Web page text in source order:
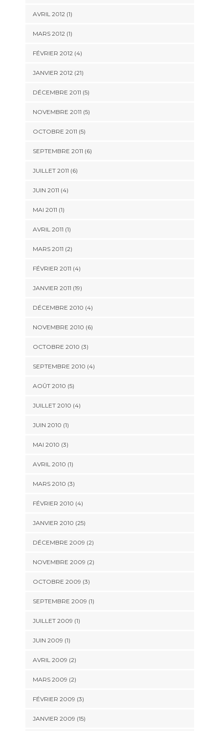
AVRIL 2012 (1)
MARS 2012 (1)
FÉVRIER 2012 (4)
JANVIER 2012 (21)
DÉCEMBRE 2011 (5)
NOVEMBRE 2011 (5)
OCTOBRE 2011 (5)
SEPTEMBRE 2011 (6)
JUILLET 2011 (6)
JUIN 2011 (4)
MAI 2011 (1)
AVRIL 2011 (1)
MARS 2011 (2)
FÉVRIER 2011 (4)
JANVIER 2011 (19)
DÉCEMBRE 2010 (4)
NOVEMBRE 2010 (6)
OCTOBRE 2010 (3)
SEPTEMBRE 2010 (4)
AOÛT 2010 (5)
JUILLET 2010 (4)
JUIN 2010 (1)
MAI 2010 (3)
AVRIL 2010 (1)
MARS 2010 (3)
FÉVRIER 2010 (4)
JANVIER 2010 (25)
DÉCEMBRE 2009 (2)
NOVEMBRE 2009 (2)
OCTOBRE 2009 (3)
SEPTEMBRE 2009 (1)
JUILLET 2009 (1)
JUIN 2009 (1)
AVRIL 2009 (2)
MARS 2009 (2)
FÉVRIER 2009 (3)
JANVIER 2009 (15)